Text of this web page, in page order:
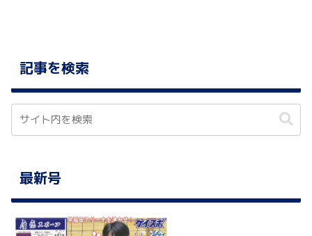
記事を検索
最新号